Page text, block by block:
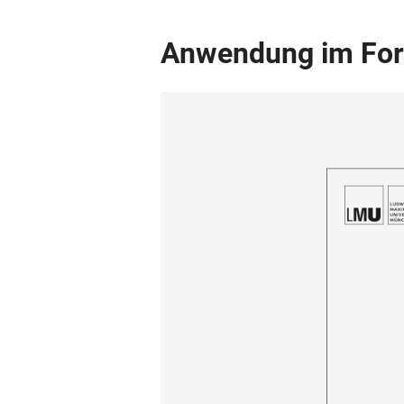
Anwendung im